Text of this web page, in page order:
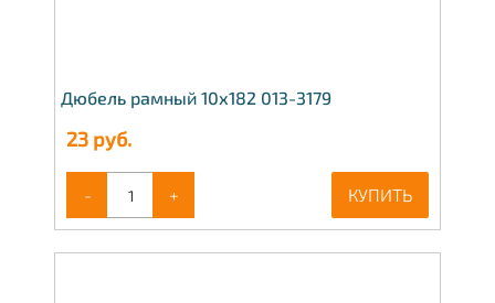
Дюбель рамный 10х182 013-3179
23 руб.
- + КУПИТЬ